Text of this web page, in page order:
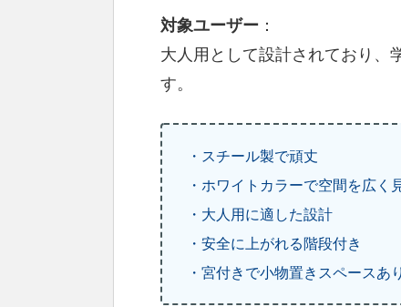
対象ユーザー ：
大人用として設計されており、
す。
・スチール製で頑丈
・ホワイトカラーで空間を広く
・大人用に適した設計
・安全に上がれる階段付き
・宮付きで小物置きスペースあり